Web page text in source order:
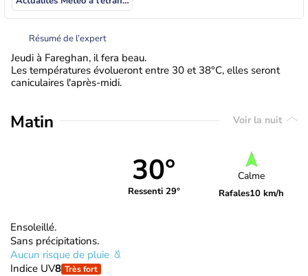
Résumé de l’expert
Jeudi à Fareghan, il fera beau.
Les températures évolueront entre 30 et 38°C, elles seront
caniculaires l'après-midi.
Matin Voir la nuit
30°
Ressenti 29°
Calme
Rafales10 km/h
Ensoleillé.
Sans précipitations.
Aucun risque de pluie
Indice UV8 Très fort